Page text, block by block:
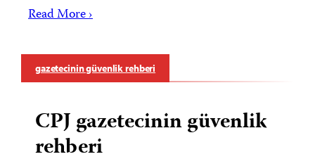
Read More ›
gazetecinin güvenlik rehberi
CPJ gazetecinin güvenlik
rehberi